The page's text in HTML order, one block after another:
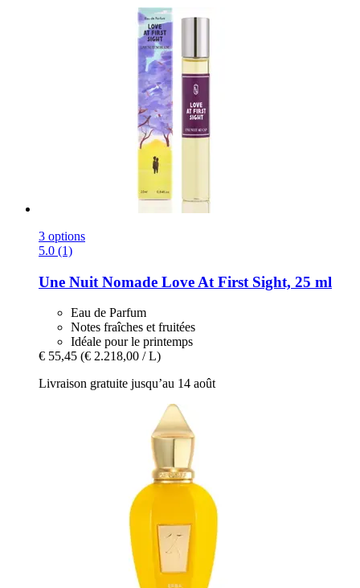
3 options
5.0 (1)
Une Nuit Nomade Love At First Sight, 25 ml
Eau de Parfum
Notes fraîches et fruitées
Idéale pour le printemps
€ 55,45 (€ 2.218,00 / L)
Livraison gratuite jusqu’au 14 août